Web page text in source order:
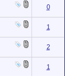
0
1
2
1